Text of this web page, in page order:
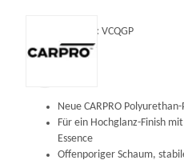
Artikelnummer: VCQGP
Neue CARPRO Polyurethan-
Für ein Hochglanz-Finish
Essence
Offenporiger Schaum,